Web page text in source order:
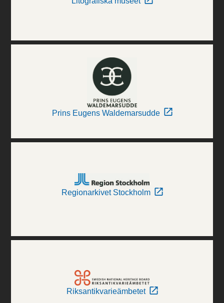
Prins Eugens Waldemarsudde
Regionarkivet Stockholm
Riksantikvarieämbetet